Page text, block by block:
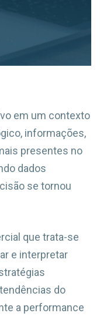
em um contexto
informações,
presentes no
dados
se tornou
que trata-se
e interpretar
do
a performance